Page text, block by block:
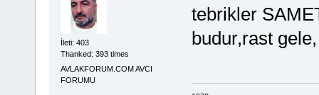
İleti: 403
Thanked: 393 times
AVLAKFORUM.COM AVCI
FORUMU
tebrikler
budur,rast